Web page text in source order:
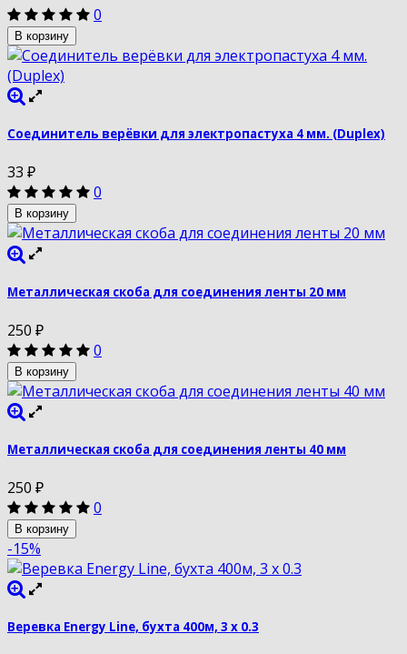
0
В корзину
Соединитель верёвки для электропастуха 4 мм. (Duplex)
33 ₽
0
В корзину
Металлическая скоба для соединения ленты 20 мм
250 ₽
0
В корзину
Металлическая скоба для соединения ленты 40 мм
250 ₽
0
В корзину
-15%
Веревка Energy Line, бухта 400м, 3 х 0.3